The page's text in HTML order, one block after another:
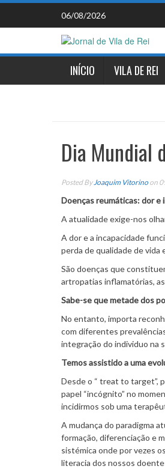
Skip
content
06/08/2026
INÍCIO VILA DE REI
Dia Mundial
Posted By Joaquim Vitorino on
Doenças reumáticas: dor e
A atualidade exige-nos
A dor e a incapacidade
perda de qualidade de vida
São doenças que
artropatias inflamatórias,
Sabe-se que metade dos
No entanto, importa
com diferentes
integração do individuo na
Temos assistido a uma
Desde o “ treat to target”,
papel “incógnito” no
incidirmos sob uma
A mudança do paradigma
formação, diferenciação e
sistémica onde por vezes
literacia dos nossos